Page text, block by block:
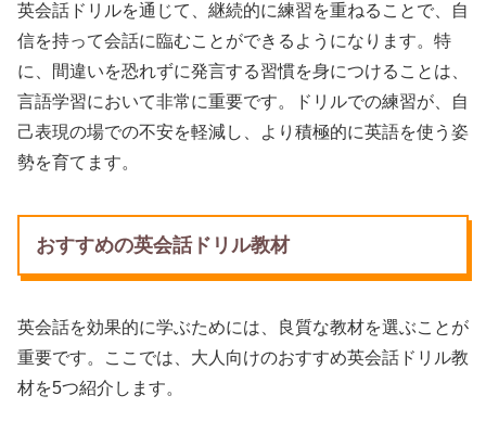
英会話ドリルを通じて、継続的に練習を重ねることで、自
信を持って会話に臨むことができるようになります。特
に、間違いを恐れずに発言する習慣を身につけることは、
言語学習において非常に重要です。ドリルでの練習が、自
己表現の場での不安を軽減し、より積極的に英語を使う姿
勢を育てます。
おすすめの英会話ドリル教材
英会話を効果的に学ぶためには、良質な教材を選ぶことが
重要です。ここでは、大人向けのおすすめ英会話ドリル教
材を5つ紹介します。